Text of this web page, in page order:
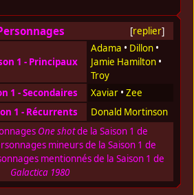
[replier]
1 - Principaux
Adama • Dillon•
Jamie Hamilton•
Troy
1 - Secondaires Xaviar• Zee
1 - Récurrents
Donald Mortinson
One shotde la Saison 1 de
mineurs de la Saison 1 de
mentionnés de la Saison 1 de
Galactica 1980